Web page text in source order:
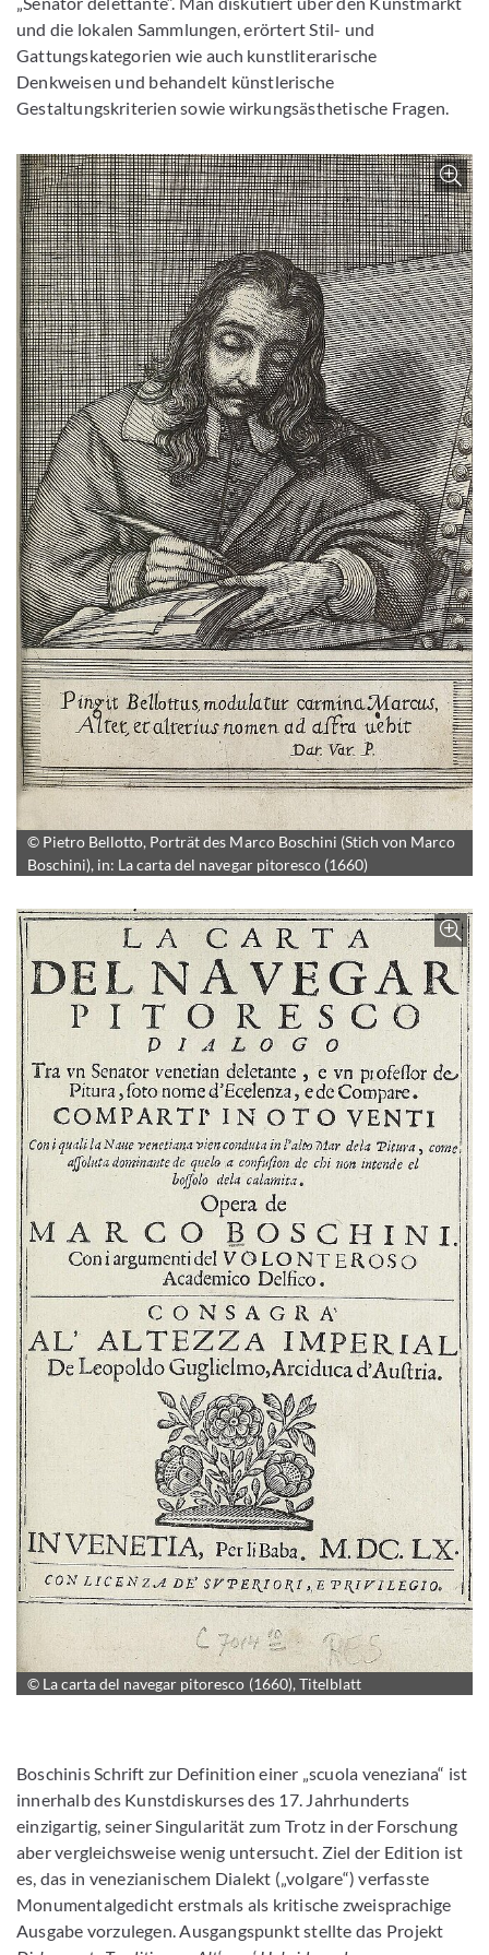
und die lokalen Sammlungen, erörtert Stil- und
Gattungskategorien wie auch kunstliterarische
Denkweisen und behandelt künstlerische
Gestaltungskriterien sowie wirkungsästhetische Fragen.
© Pietro Bellotto, Porträt des Marco Boschini (Stich von Marco
Boschini), in: La carta del navegar pitoresco (1660)
© La carta del navegar pitoresco (1660), Titelblatt
Boschinis Schrift zur Definition einer „scuola veneziana“ ist
innerhalb des Kunstdiskurses des 17. Jahrhunderts
einzigartig, seiner Singularität zum Trotz in der Forschung
aber vergleichsweise wenig untersucht. Ziel der Edition ist
es, das in venezianischem Dialekt („volgare“) verfasste
Monumentalgedicht erstmals als kritische zweisprachige
Ausgabe vorzulegen. Ausgangspunkt stellte das Projekt